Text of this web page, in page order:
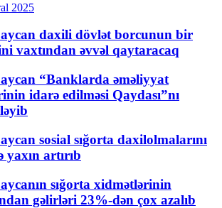
2025
daxili dövlət borcunun bir
vaxtından əvvəl qaytaracaq
“Banklarda əməliyyat
idarə edilməsi Qaydası”nı
sosial sığorta daxilolmalarını
yaxın artırıb
sığorta xidmətlərinin
gəlirləri 23%-dən çox azalıb